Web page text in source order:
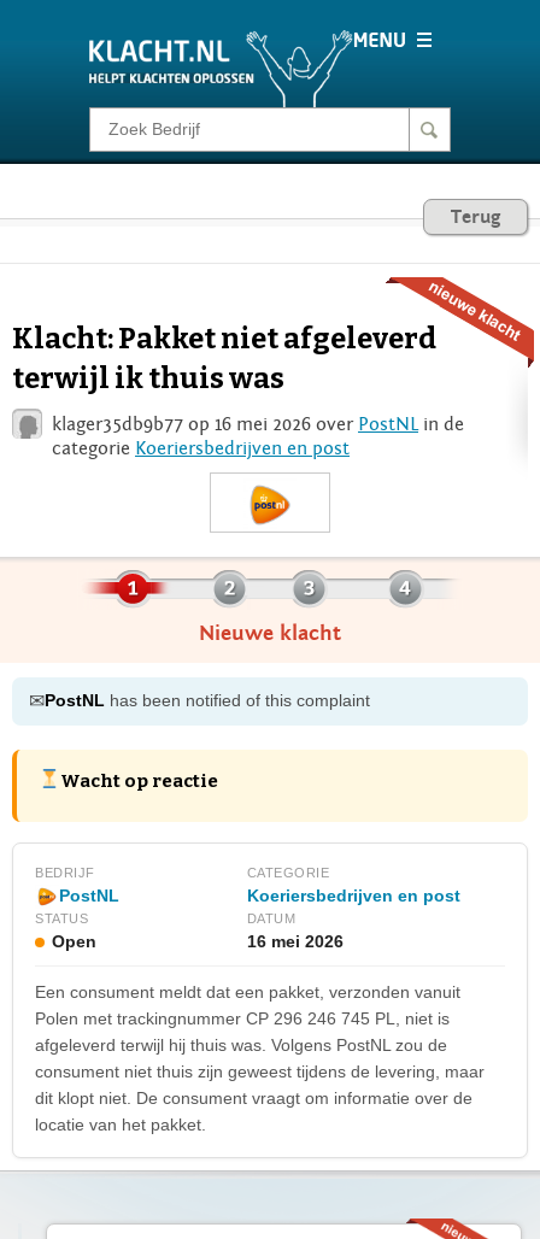
Klacht melden
Consumentenrecht
Voor Bedrijven
Login
Terug
Klacht: Pakket niet afgeleverd
terwijl ik thuis was
klager35db9b77 op 16 mei 2026 over PostNL in de
categorie Koeriersbedrijven en post
Nieuwe klacht
✉PostNL has been notified of this complaint
Wacht op reactie
BEDRIJF
PostNL
CATEGORIE
Koeriersbedrijven en post
STATUS
Open
DATUM
16 mei 2026
Een consument meldt dat een pakket, verzonden vanuit
Polen met trackingnummer CP 296 246 745 PL, niet is
afgeleverd terwijl hij thuis was. Volgens PostNL zou de
consument niet thuis zijn geweest tijdens de levering, maar
dit klopt niet. De consument vraagt om informatie over de
locatie van het pakket.